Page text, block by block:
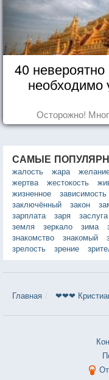
40
необходимо
Осторожно!
САМЫЕ
жалость
жара
жертва
жестокость
жизненное
зависимость
заключённый
закон
зарплата
заря заслуга
земля
зеркало зима
знакомство
знакомый
зрелость
зрение
Главная ❤❤❤